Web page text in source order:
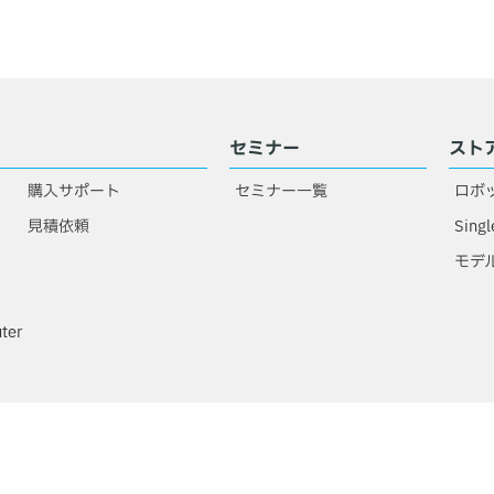
購入サポート
見積依頼
セミナー
セミナー一覧
スト
ロボ
モデ